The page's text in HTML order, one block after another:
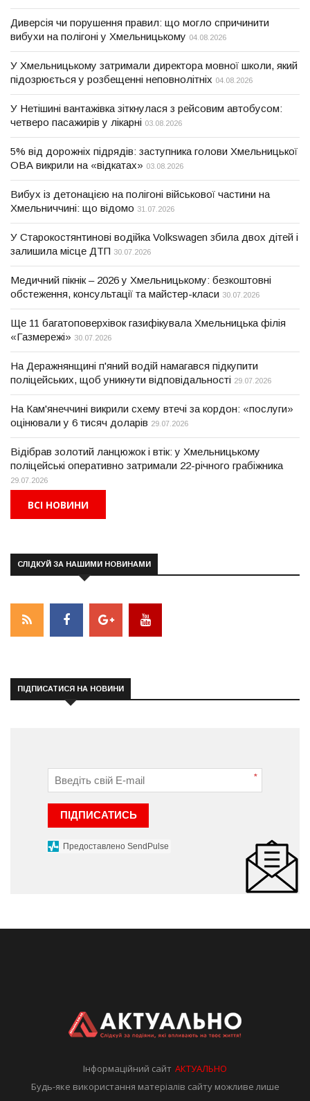
Диверсія чи порушення правил: що могло спричинити
вибухи на полігоні у Хмельницькому 04.08.2026
У Хмельницькому затримали директора мовної школи, який
підозрюється у розбещенні неповнолітніх 04.08.2026
У Нетішині вантажівка зіткнулася з рейсовим автобусом:
четверо пасажирів у лікарні 03.08.2026
5% від дорожніх підрядів: заступника голови Хмельницької
ОВА викрили на «відкатах» 03.08.2026
Вибух із детонацією на полігоні військової частини на
Хмельниччині: що відомо 31.07.2026
У Старокостянтинові водійка Volkswagen збила двох дітей і
залишила місце ДТП 30.07.2026
Медичний пікнік – 2026 у Хмельницькому: безкоштовні
обстеження, консультації та майстер-класи 30.07.2026
Ще 11 багатоповерхівок газифікувала Хмельницька філія
«Газмережі» 30.07.2026
На Деражнянщині п'яний водій намагався підкупити
поліцейських, щоб уникнути відповідальності 29.07.2026
На Кам'янеччині викрили схему втечі за кордон: «послуги»
оцінювали у 6 тисяч доларів 29.07.2026
Відібрав золотий ланцюжок і втік: у Хмельницькому
поліцейські оперативно затримали 22-річного грабіжника
29.07.2026
ВСІ НОВИНИ
СЛІДКУЙ ЗА НАШИМИ НОВИНАМИ
ПІДПИСАТИСЯ НА НОВИНИ
*
ПІДПИСАТИСЬ
Предоставлено SendPulse
Інформаційний сайтАКТУАЛЬНО
Будь-яке використання матеріалів сайту можливе лише